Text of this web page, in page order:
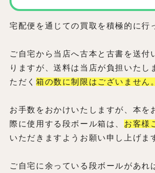
宅配便を通じての買取を積極的に行
ご自宅から当店へ古本と古書を送付
りますが、送料は当店が負担いたし
ただく 箱の数に制限はございません。
お手数をおかけいたしますが、本を
際に使用する段ボール箱は、 お客様
いただきますようお願い申し上げま
ご自宅に余っている段ボールがあれ